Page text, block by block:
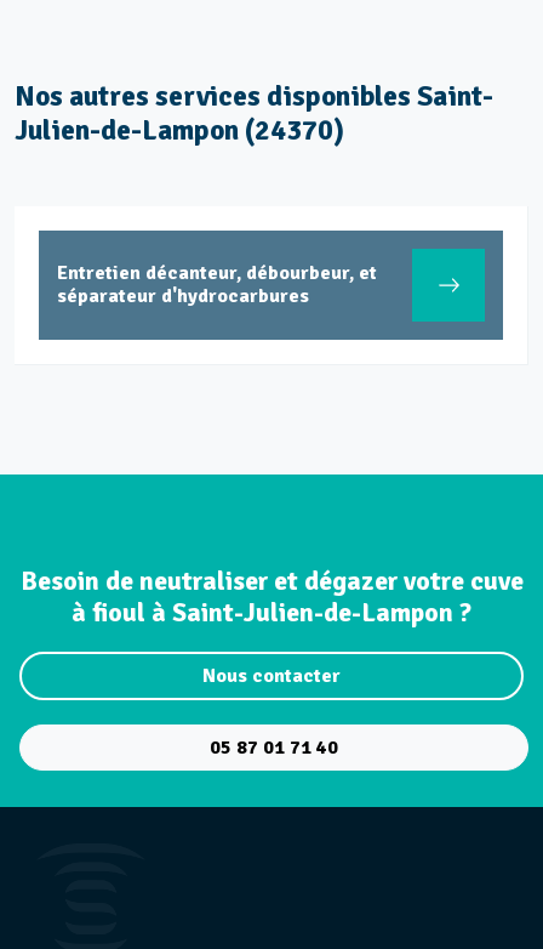
Nos autres services disponibles Saint-
Julien-de-Lampon (24370)
Entretien décanteur, débourbeur, et
séparateur d'hydrocarbures
Besoin de neutraliser et dégazer votre cuve
à fioul à Saint-Julien-de-Lampon ?
Nous contacter
05 87 01 71 40